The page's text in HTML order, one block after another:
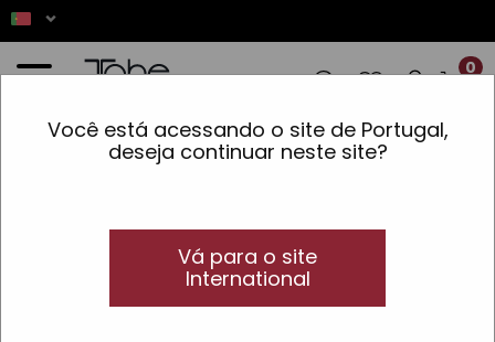
Você está acessando o site de Portugal,
deseja continuar neste site?
Vá para o site
International
0
REALIZADAS ENTRE 7 E